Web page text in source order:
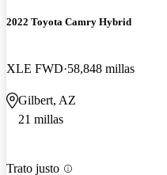
2022 Toyota Camry Hybrid
XLE FWD 58,848 millas
Gilbert, AZ
21 millas
Trato justo